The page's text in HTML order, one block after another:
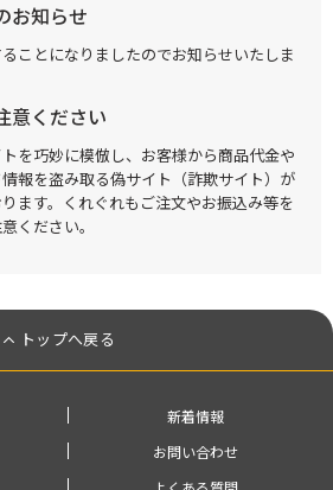
お知らせ
ことになりましたのでお知らせいたしま
意ください
を巧妙に模倣し、お客様から商品代金や
報を盗み取る偽サイト（詐欺サイト）が
ます。くれぐれもご注文やお振込み等を
ください。
トップへ戻る
新着情報
お問い合わせ